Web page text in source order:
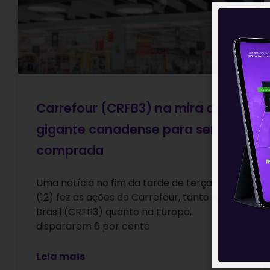
Carrefour (CRFB3) na mira de
gigante canadense para ser
comprada
Uma notícia no fim da tarde de terça-feira
(12) fez as ações do Carrefour, tanto no
Brasil (CRFB3) quanto na Europa,
dispararem 6 por cento
Leia mais